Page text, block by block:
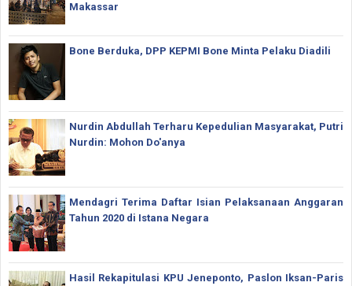
Makassar
Bone Berduka, DPP KEPMI Bone Minta Pelaku Diadili
Nurdin Abdullah Terharu Kepedulian Masyarakat, Putri
Nurdin: Mohon Do'anya
Mendagri Terima Daftar Isian Pelaksanaan Anggaran
Tahun 2020 di Istana Negara
Hasil Rekapitulasi KPU Jeneponto, Paslon Iksan-Paris